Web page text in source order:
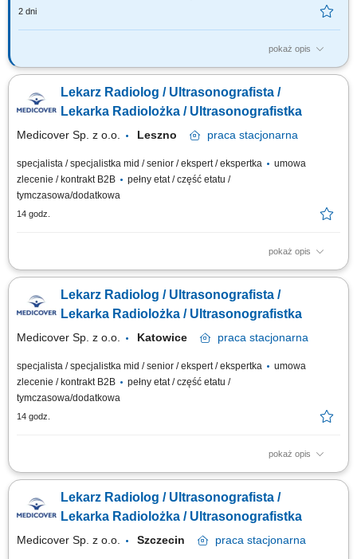
2 dni
pokaż opis
Oczekiwania wobec Ciebie: wykształcenie min. średnie, ukończone
wykształcenie licencjackie lub magisterskie z zakresu elektroradiologii;
preferowane roczne doświadczenie zawodowe na stanowisku
Lekarz Radiolog / Ultrasonografista /
Lekarka Radiolożka / Ultrasonografistka
Medicover Sp. z o.o. Leszno praca stacjonarna
specjalista / specjalistka mid / senior / ekspert / ekspertka
umowa
zlecenie / kontrakt B2B
pełny etat / część etatu /
tymczasowa/dodatkowa
14 godz.
pokaż opis
Będziesz odpowiedzialny/-a za: wykonywanie i opis badań USG ​​
ekipy medycznej i stań się #bohaterem opieki zdrowotnej! Szukamy
Ciebie, jeśli​: ukończyłeś/-aś specjalizację lub jesteś w jej trakcie
Lekarz Radiolog / Ultrasonografista /
Lekarka Radiolożka / Ultrasonografistka
Medicover Sp. z o.o. Katowice praca stacjonarna
specjalista / specjalistka mid / senior / ekspert / ekspertka
umowa
zlecenie / kontrakt B2B
pełny etat / część etatu /
tymczasowa/dodatkowa
14 godz.
pokaż opis
Będziesz odpowiedzialny/-a za: wykonywanie i opis badań USG ​​
ekipy medycznej i stań się #bohaterem opieki zdrowotnej! Szukamy
Ciebie, jeśli​: ukończyłeś/-aś specjalizację lub jesteś w jej trakcie
Lekarz Radiolog / Ultrasonografista /
Lekarka Radiolożka / Ultrasonografistka
Medicover Sp. z o.o. Szczecin praca stacjonarna